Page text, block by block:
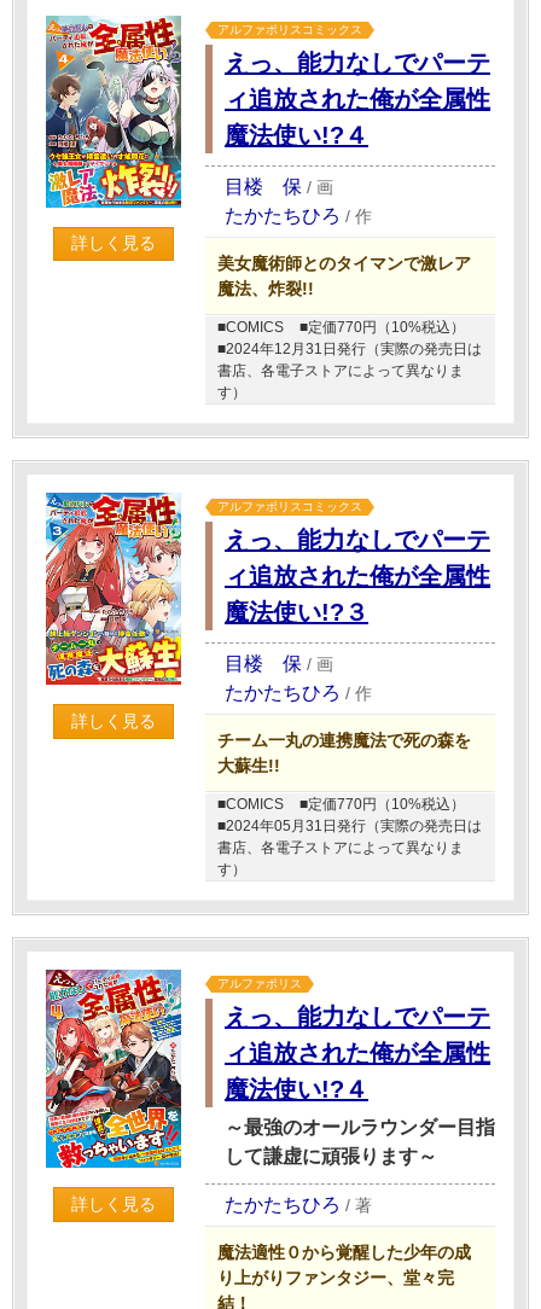
詳しく見る
アルファポリスコミックス
えっ、能力なしでパーテ
ィ追放された俺が全属性
魔法使い!?４
目楼 保 / 画
たかたちひろ / 作
美女魔術師とのタイマンで激レア
魔法、炸裂!!
■COMICS
■定価770円（10%税込）
■2024年12月31日発行（実際の発売日は
書店、各電子ストアによって異なりま
す）
詳しく見る
アルファポリスコミックス
えっ、能力なしでパーテ
ィ追放された俺が全属性
魔法使い!?３
目楼 保 / 画
たかたちひろ / 作
チーム一丸の連携魔法で死の森を
大蘇生!!
■COMICS
■定価770円（10%税込）
■2024年05月31日発行（実際の発売日は
書店、各電子ストアによって異なりま
す）
詳しく見る
アルファポリス
えっ、能力なしでパーテ
ィ追放された俺が全属性
魔法使い!?４
～最強のオールラウンダー目指
して謙虚に頑張ります～
たかたちひろ / 著
魔法適性０から覚醒した少年の成
り上がりファンタジー、堂々完
結！